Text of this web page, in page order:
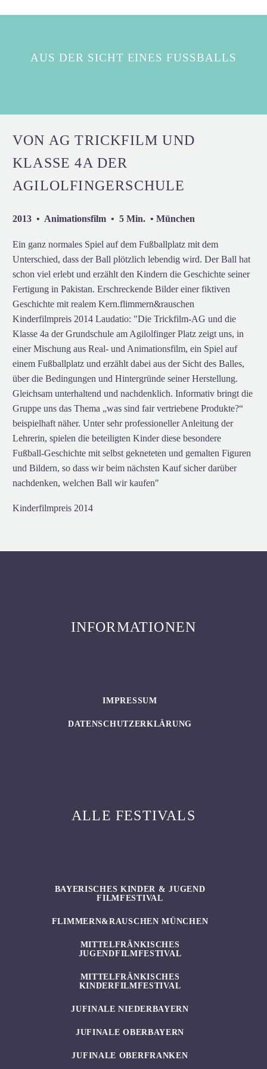
AUS DER SICHT EINES FUSSBALLS
VON AG TRICKFILM UND
KLASSE 4A DER
AGILOLFINGERSCHULE
2013 • Animationsfilm • 5 Min. • München
Ein ganz normales Spiel auf dem Fußballplatz mit dem
Unterschied, dass der Ball plötzlich lebendig wird. Der Ball hat
schon viel erlebt und erzählt den Kindern die Geschichte seiner
Fertigung in Pakistan. Erschreckende Bilder einer fiktiven
Geschichte mit realem Kern.flimmern&rauschen
Kinderfilmpreis 2014 Laudatio: "Die Trickfilm-AG und die
Klasse 4a der Grundschule am Agilolfinger Platz zeigt uns, in
einer Mischung aus Real- und Animationsfilm, ein Spiel auf
einem Fußballplatz und erzählt dabei aus der Sicht des Balles,
über die Bedingungen und Hintergründe seiner Herstellung.
Gleichsam unterhaltend und nachdenklich. Informativ bringt die
Gruppe uns das Thema „was sind fair vertriebene Produkte?“
beispielhaft näher. Unter sehr professioneller Anleitung der
Lehrerin, spielen die beteiligten Kinder diese besondere
Fußball-Geschichte mit selbst gekneteten und gemalten Figuren
und Bildern, so dass wir beim nächsten Kauf sicher darüber
nachdenken, welchen Ball wir kaufen"
Kinderfilmpreis 2014
INFORMATIONEN
IMPRESSUM
DATENSCHUTZERKLÄRUNG
ALLE FESTIVALS
BAYERISCHES KINDER & JUGEND
FILMFESTIVAL
FLIMMERN&RAUSCHEN MÜNCHEN
MITTELFRÄNKISCHES
JUGENDFILMFESTIVAL
MITTELFRÄNKISCHES
KINDERFILMFESTIVAL
JUFINALE NIEDERBAYERN
JUFINALE OBERBAYERN
JUFINALE OBERFRANKEN